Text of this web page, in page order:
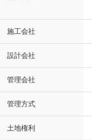
施工会社
設計会社
管理会社
管理方式
土地権利